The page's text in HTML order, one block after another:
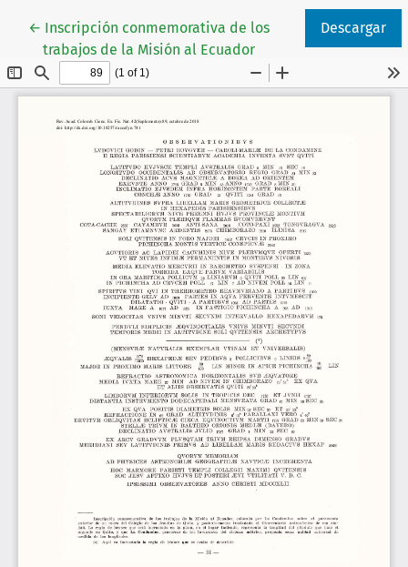
← Volver a los detalles del artículo
Inscripción conmemorativa de los
trabajos de la Misión al Ecuador
Descargar